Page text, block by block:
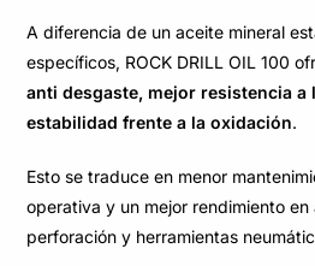
A diferencia de un aceite mineral
específicos, ROCK DRILL OIL 100
anti desgaste, mejor resistencia
estabilidad frente a la oxidación.
Esto se traduce en menor
operativa y un mejor rendimiento
perforación y herramientas